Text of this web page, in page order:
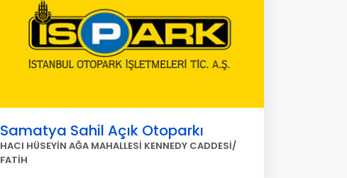
Samatya Sahil Açık Otoparkı
HACI HÜSEYİN AĞA MAHALLESİ KENNEDY CADDESİ/
FATİH